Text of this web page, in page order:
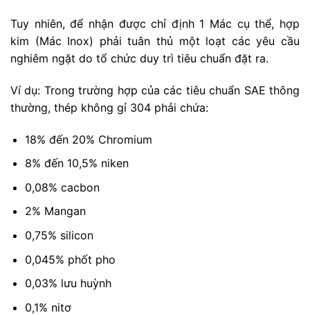
Tuy nhiên, để nhận được chỉ định 1 Mác cụ thể, hợp
kim (Mác Inox) phải tuân thủ một loạt các yêu cầu
nghiêm ngặt do tổ chức duy trì tiêu chuẩn đặt ra.
Ví dụ: Trong trường hợp của các tiêu chuẩn SAE thông
thường, thép không gỉ 304 phải chứa:
18% đến 20% Chromium
8% đến 10,5% niken
0,08% cacbon
2% Mangan
0,75% silicon
0,045% phốt pho
0,03% lưu huỳnh
0,1% nitơ